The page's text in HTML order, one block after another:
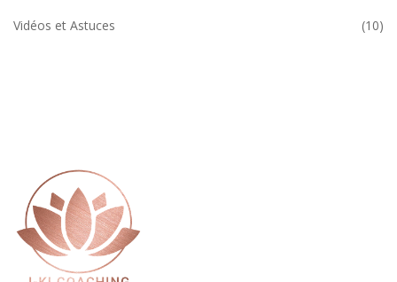
Vidéos et Astuces (10)